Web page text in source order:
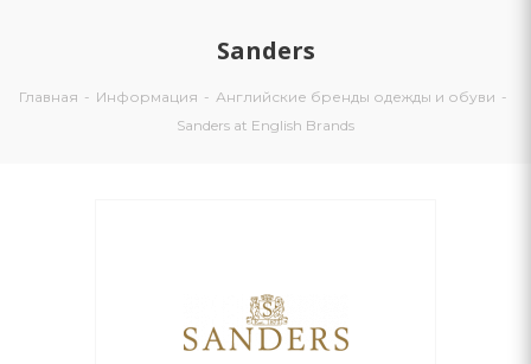
Sanders
Главная - Информация - Английские бренды одежды и обуви -
Sanders at English Brands